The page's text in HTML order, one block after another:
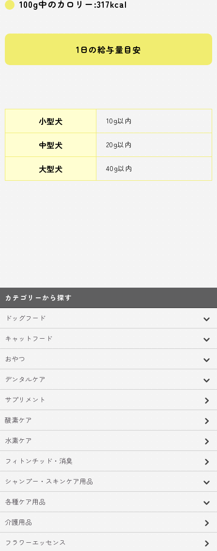
100g中のカロリー:317kcal
1日の給与量目安
小型犬 10g以内
中型犬 20g以内
大型犬 40g以内
カテゴリーから探す
ドッグフード
キャットフード
おやつ
デンタルケア
サプリメント
酸素ケア
水素ケア
フィトンチッド・消臭
シャンプー・スキンケア用品
各種ケア用品
介護用品
フラワーエッセンス